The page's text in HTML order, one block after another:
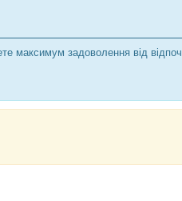
максимум задоволення від